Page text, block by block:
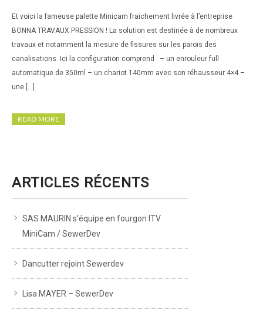
UNE PALETTE MOBILE POUR L’INSPECTION
VIDÉO
Et voici la fameuse palette Minicam fraichement livrée à l’entreprise
BONNA TRAVAUX PRESSION ! La solution est destinée à de nombreux
travaux et notamment la mesure de fissures sur les parois des
canalisations. Ici la configuration comprend : – un enrouleur full
automatique de 350ml – un chariot 140mm avec son réhausseur 4×4 –
une […]
READ MORE
ARTICLES RÉCENTS
SAS MAURIN s’équipe en fourgon ITV
MiniCam / SewerDev
Dancutter rejoint Sewerdev
Lisa MAYER – SewerDev